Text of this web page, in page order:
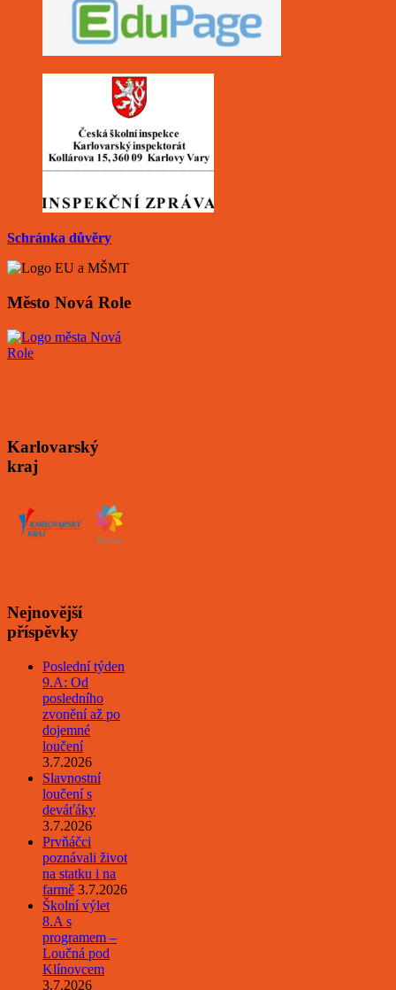
Schránka důvěry
Město Nová Role
Karlovarský
kraj
Nejnovější
příspěvky
Poslední týden
9.A: Od
posledního
zvonění až po
dojemné
loučení
3.7.2026
Slavnostní
loučení s
deváťáky
3.7.2026
Prvňáčci
poznávali život
na statku i na
farmě 3.7.2026
Školní výlet
8.A s
programem –
Loučná pod
Klínovcem
3.7.2026